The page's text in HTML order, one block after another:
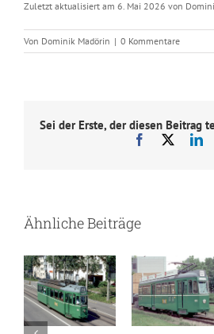
Zuletzt aktualisiert am 6. Mai 2026 von
Von Dominik Madörin | 0 Kommentare
Sei der Erste, der diesen Beitrag
Facebook
Ähnliche Beiträge